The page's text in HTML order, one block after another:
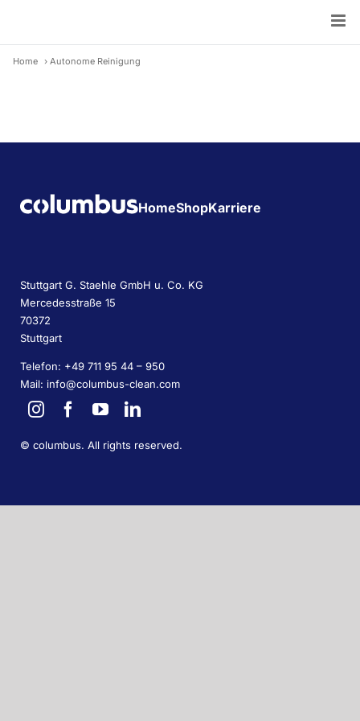
content
Home › Autonome Reinigung
HomeShopKarriere
Stuttgart G. Staehle GmbH u. Co. KG
Mercedesstraße 15
70372
Stuttgart
Telefon: +49 711 95 44 – 950
Mail: info@columbus-clean.com
© columbus. All rights reserved.